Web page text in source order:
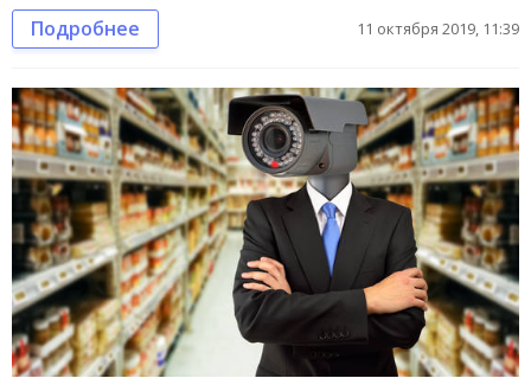
Подробнее 11 октября 2019, 11:39